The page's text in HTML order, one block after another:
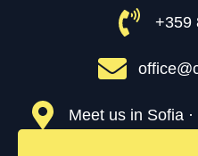
+359
Meet us in Sofia